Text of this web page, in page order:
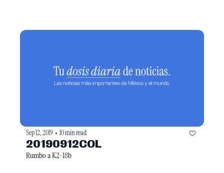
Sep 12, 2019 • 10 min read
20190912COL
Rumbo a K2-18b